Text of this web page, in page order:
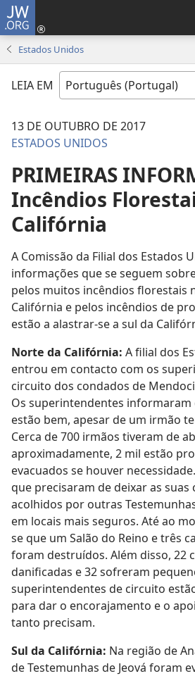
JW.ORG
Estados Unidos
LEIA EM
13 DE OUTUBRO DE 2017
ESTADOS UNIDOS
PRIMEIRAS
Incêndios
Califórnia
A Comissão da Filial dos Estados
informações que se seguem
pelos muitos incêndios florestais
Califórnia e pelos incêndios de
estão a alastrar-se a sul da
Norte da Califórnia: A filial dos
entrou em contacto com os
circuito dos condados de
Os superintendentes
estão bem, apesar de um irmão
Cerca de 700 irmãos tiveram de
aproximadamente, 2 mil estão
evacuados se houver
que precisaram de deixar as suas
acolhidos por outras
em locais mais seguros. Até ao
se que um Salão do Reino e três
foram destruídos. Além disso, 22
danificadas e 32 sofreram
superintendentes de circuito
para dar o encorajamento e o
tanto precisam.
Sul da Califórnia: Na região de
de Testemunhas de Jeová foram